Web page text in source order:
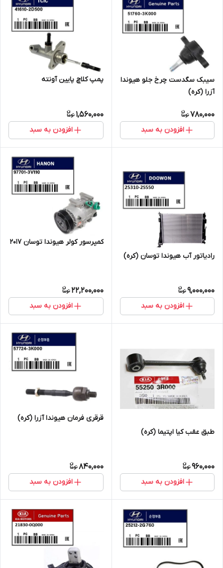
سیبک سگدست چرخ جلو هیوندا
آزرا (کره)
780,000
افزودن به سبد
پمپ کلاچ پایین آونته
1,560,000
افزودن به سبد
رادیاتور آب هیوندا توسان (کره)
9,000,000
افزودن به سبد
کمپرسور کولر هیوندا توسان 2017
22,200,000
افزودن به سبد
طبق عقب کیا اپتیما (کره)
960,000
افزودن به سبد
قرقری فرمان هیوندا آزرا (کره)
840,000
افزودن به سبد